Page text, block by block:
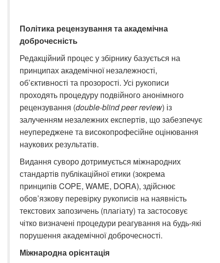
Політика рецензування та академічна
доброчесність
Редакційний процес у збірнику базується на
принципах академічної незалежності,
об’єктивності та прозорості. Усі рукописи
проходять процедуру подвійного анонімного
рецензування (double-blind peer review) із
залученням незалежних експертів, що забезпечує
неупереджене та високопрофесійне оцінювання
наукових результатів.
Видання суворо дотримується міжнародних
стандартів публікаційної етики (зокрема
принципів COPE, WAME, DORA), здійснює
обов’язкову перевірку рукописів на наявність
текстових запозичень (плагіату) та застосовує
чітко визначені процедури реагування на будь-які
порушення академічної доброчесності.
Міжнародна орієнтація